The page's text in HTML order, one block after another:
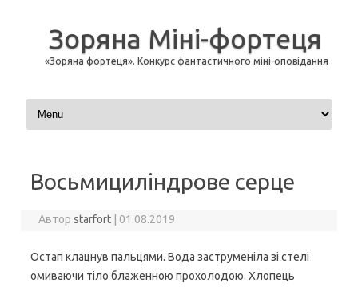
Зоряна Міні-фортеця
«Зоряна фортеця». Конкурс фантастичного міні-оповідання
Перейти до контенту
Восьмициліндрове серце
Авторstarfort 01.08.2019
Остап клацнув пальцями. Вода заструменіла зі стелі
омиваючи тіло блаженною прохолодою. Хлопець